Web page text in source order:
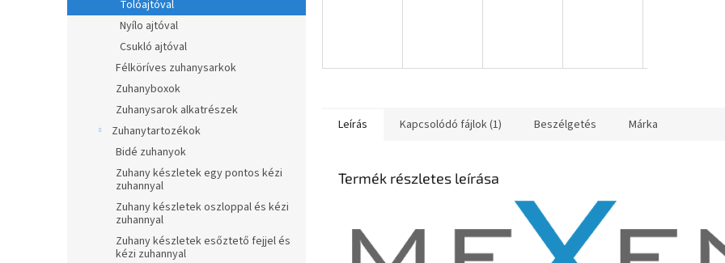
Tolóajtóval
Nyílo ajtóval
Csukló ajtóval
Félköríves zuhanysarkok
Zuhanyboxok
Zuhanysarok alkatrészek
Zuhanytartozékok
Bidé zuhanyok
Zuhany készletek egy pontos kézi
zuhannyal
Zuhany készletek oszloppal és kézi
zuhannyal
Zuhany készletek esőztető fejjel és
kézi zuhannyal
Leírás Kapcsolódó fájlok (1) Beszélgetés Márka
Termék részletes leírása